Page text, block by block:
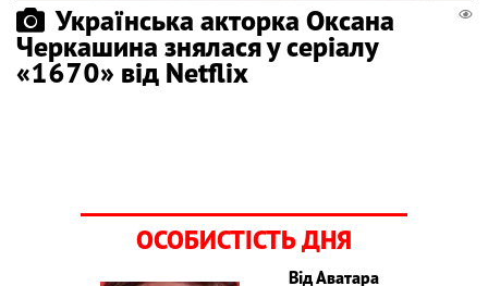
Українська акторка Оксана
Черкашина знялася у серіалу
«1670» від Netflix
ОСОБИСТІСТЬ ДНЯ
Від Аватара